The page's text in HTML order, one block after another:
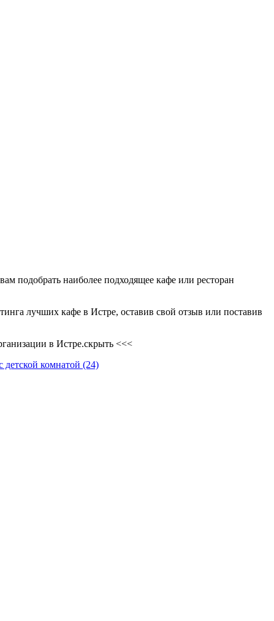
подобрать наиболее подходящее кафе или ресторан
лучших кафе в Истре, оставив свой отзыв или поставив
в Истре.скрыть <<<
детской комнатой (24)